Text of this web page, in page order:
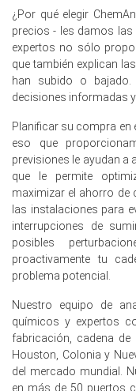
demanda
El precio
aproximadamente
Hamburg FOB.
El precio spot de
presiones de
El pronóstico
comportamiento
los costos de
exportación.
La tendencia del
subió debido a los
carbono, apoyando
Las
permanecen
adquisición
limitan la adopción
Las ganancias
¿Por qué elegir
precios - les damos las
expertos no sólo
que también explican
han subido o
decisiones informadas
Planificar su compra en
eso que
previsiones le ayudan
que le permite
maximizar el ahorro de
las instalaciones para
interrupciones de
posibles
proactivamente tu
problema potencial.
Nuestro equipo de
químicos y expertos
fabricación, cadena
Houston, Colonia y
del mercado mundial.
en más de 50 puertos